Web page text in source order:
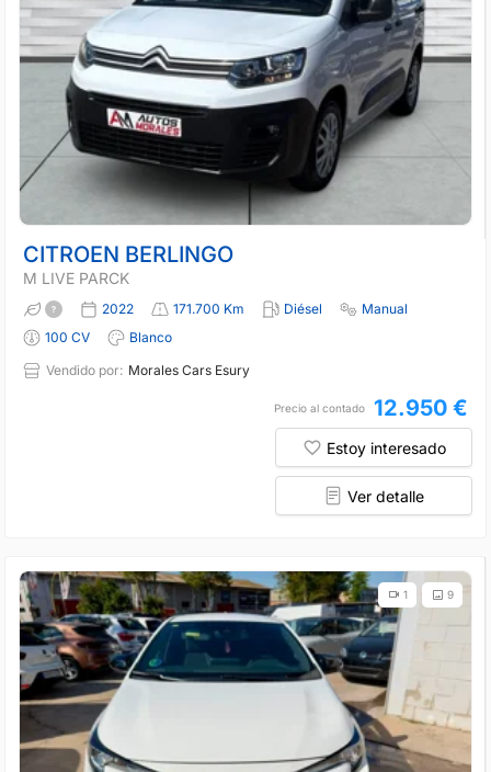
CITROEN BERLINGO
M LIVE PARCK
2022 171.700 Km Diésel
Manual
100 CV
Blanco
Vendido por: Morales Cars Esury
Precio al contado 12.950 €
Estoy interesado
Ver detalle
9
1